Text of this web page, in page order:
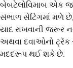
બેબટેલોવિમાબ એક
સંભાળ સેટિંગમાં મળે
યાદ રાખવાની જરૂર
અથવા દવાઓનો ટ્રૅક
મદદરૂપ થઈ શકે છે.